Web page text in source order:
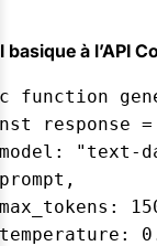
basique à l’API
function
response
"text-